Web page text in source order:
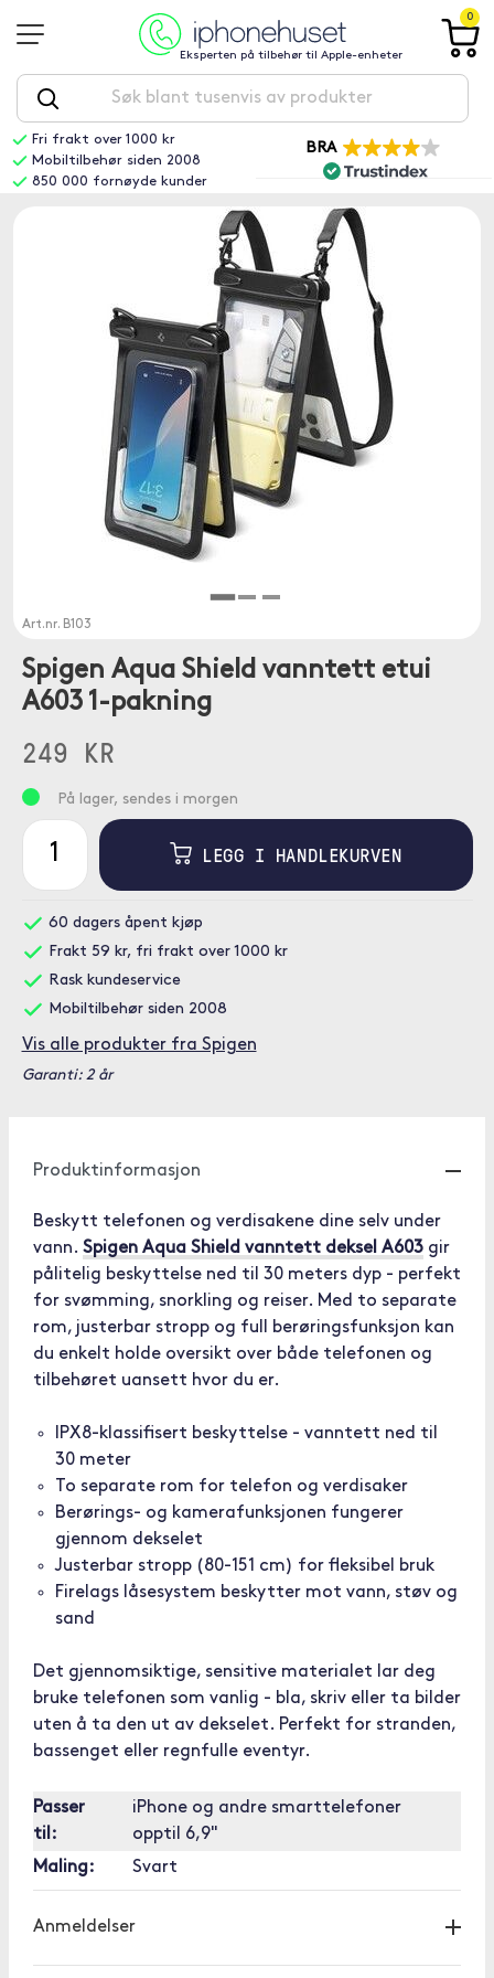
Eksperten på tilbehør til Apple-enheter
0
Fri frakt over 1000 kr
Mobiltilbehør siden 2008
850 000 fornøyde kunder
BRA
Art.nr. B103
Spigen Aqua Shield vanntett etui
A603 1-pakning
249 KR
På lager, sendes i morgen
LEGG I HANDLEKURVEN
60 dagers åpent kjøp
Frakt 59 kr, fri frakt over 1000 kr
Rask kundeservice
Mobiltilbehør siden 2008
Vis alle produkter fra Spigen
Garanti: 2 år
Produktinformasjon
Beskytt telefonen og verdisakene dine selv under
vann. Spigen Aqua Shield vanntett deksel A603 gir
pålitelig beskyttelse ned til 30 meters dyp - perfekt
for svømming, snorkling og reiser. Med to separate
rom, justerbar stropp og full berøringsfunksjon kan
du enkelt holde oversikt over både telefonen og
tilbehøret uansett hvor du er.
IPX8-klassifisert beskyttelse - vanntett ned til
30 meter
To separate rom for telefon og verdisaker
Berørings- og kamerafunksjonen fungerer
gjennom dekselet
Justerbar stropp (80-151 cm) for fleksibel bruk
Firelags låsesystem beskytter mot vann, støv og
sand
Det gjennomsiktige, sensitive materialet lar deg
bruke telefonen som vanlig - bla, skriv eller ta bilder
uten å ta den ut av dekselet. Perfekt for stranden,
bassenget eller regnfulle eventyr.
Passer
til:
iPhone og andre smarttelefoner
opptil 6,9"
Maling:
Svart
Anmeldelser